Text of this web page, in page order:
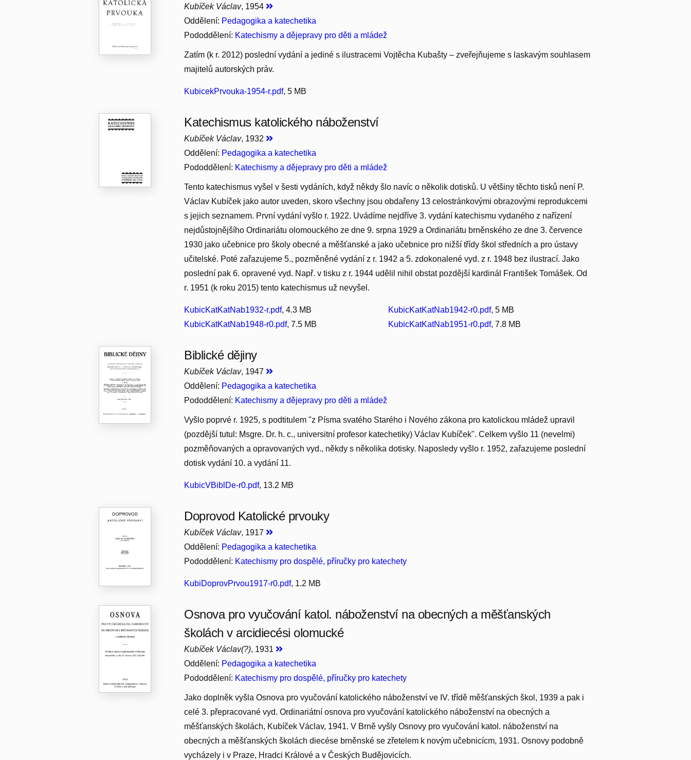
Kubíček Václav, 1954
Oddělení: Pedagogika a katechetika
Pododdělení: Katechismy a dějepravy pro děti a mládež
Zatím (k r. 2012) poslední vydání a jediné s ilustracemi Vojtěcha Kubašty – zveřejňujeme s laskavým souhlasem
majitelů autorských práv.
KubicekPrvouka-1954-r.pdf, 5 MB
Katechismus katolického náboženství
Kubíček Václav, 1932
Oddělení: Pedagogika a katechetika
Pododdělení: Katechismy a dějepravy pro děti a mládež
Tento katechismus vyšel v šesti vydáních, když někdy šlo navíc o několik dotisků. U většiny těchto tisků není P.
Václav Kubíček jako autor uveden, skoro všechny jsou obdařeny 13 celostránkovými obrazovými reprodukcemi
s jejich seznamem. První vydání vyšlo r. 1922. Uvádíme nejdříve 3. vydání katechismu vydaného z nařízení
nejdůstojnějšího Ordinariátu olomouckého ze dne 9. srpna 1929 a Ordinariátu brněnského ze dne 3. července
1930 jako učebnice pro školy obecné a měšťanské a jako učebnice pro nižší třídy škol středních a pro ústavy
učitelské. Poté zařazujeme 5., pozměněné vydání z r. 1942 a 5. zdokonalené vyd. z r. 1948 bez ilustrací. Jako
poslední pak 6. opravené vyd. Např. v tisku z r. 1944 udělil nihil obstat pozdější kardinál František Tomášek. Od
r. 1951 (k roku 2015) tento katechismus už nevyšel.
KubicKatKatNab1932-r.pdf, 4.3 MB KubicKatKatNab1942-r0.pdf, 5 MB
KubicKatKatNab1948-r0.pdf, 7.5 MB KubicKatKatNab1951-r0.pdf, 7.8 MB
Biblické dějiny
Kubíček Václav, 1947
Oddělení: Pedagogika a katechetika
Pododdělení: Katechismy a dějepravy pro děti a mládež
Vyšlo poprvé r. 1925, s podtitulem "z Písma svatého Starého i Nového zákona pro katolickou mládež upravil
(pozdější tutul: Msgre. Dr. h. c., universitní profesor katechetiky) Václav Kubíček". Celkem vyšlo 11 (nevelmi)
pozměňovaných a opravovaných vyd., někdy s několika dotisky. Naposledy vyšlo r. 1952, zařazujeme poslední
dotisk vydání 10. a vydání 11.
KubicVBiblDe-r0.pdf, 13.2 MB
Doprovod Katolické prvouky
Kubíček Václav, 1917
Oddělení: Pedagogika a katechetika
Pododdělení: Katechismy pro dospělé, příručky pro katechety
KubiDoprovPrvou1917-r0.pdf, 1.2 MB
Osnova pro vyučování katol. náboženství na obecných a měšťanských
školách v arcidiecési olomucké
Kubíček Václav(?), 1931
Oddělení: Pedagogika a katechetika
Pododdělení: Katechismy pro dospělé, příručky pro katechety
Jako doplněk vyšla Osnova pro vyučování katolického náboženství ve IV. třídě měšťanských škol, 1939 a pak i
celé 3. přepracované vyd. Ordinariátní osnova pro vyučování katolického náboženství na obecných a
měšťanských školách, Kubíček Václav, 1941. V Brně vyšly Osnovy pro vyučování katol. náboženství na
obecných a měšťanských školách diecése brněnské se zřetelem k novým učebnicícm, 1931. Osnovy podobně
vycházely i v Praze, Hradci Králové a v Českých Budějovicích.